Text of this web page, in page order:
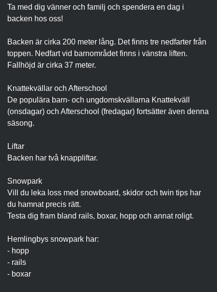
Ta med dig vänner och familj och spendera en dag i
backen hos oss!
Backen är cirka 200 meter lång. Det finns tre nedfarter från
toppen. Nedfart vid barnområdet finns i vänstra liften.
Fallhöjd är cirka 37 meter.
Knattekvällar och Afterschool
De populära barn- och ungdomskvällarna Knattekväll
(onsdagar) och Afterschool (fredagar) fortsätter även denna
säsong.
Liftar
Backen har två knappliftar.
Snowpark
Vill du leka loss med snowboard, skidor och twin tips har
du hamnat precis rätt.
Testa dig fram bland rails, boxar, hopp och annat roligt.
Hemlingbys snowpark har:
- hopp
- rails
- boxar